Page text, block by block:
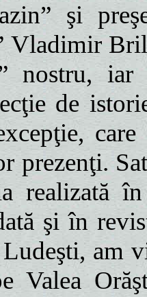
şi
Vladimir
nostru,
de
care
prezenţi.
realizată
şi în
am
Valea